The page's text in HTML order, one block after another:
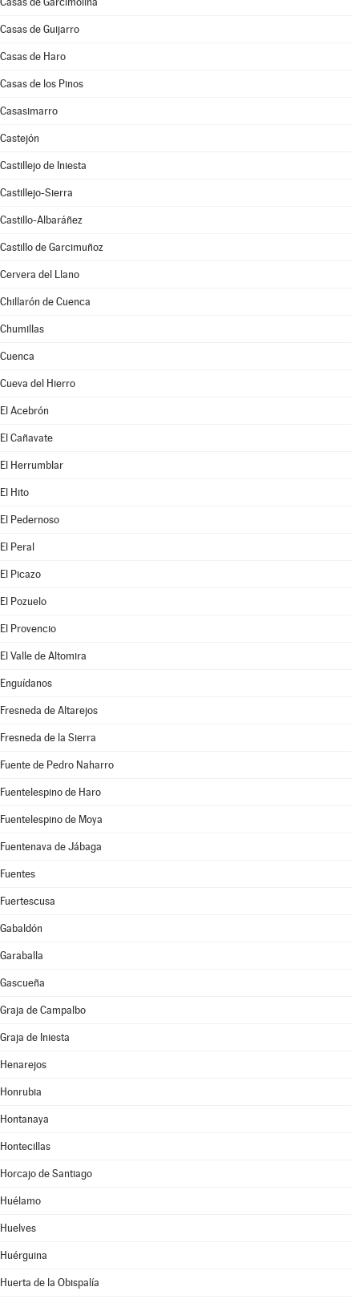
Casas de Guijarro
Casas de Haro
Casas de los Pinos
Casasimarro
Castejón
Castillejo de Iniesta
Castillejo-Sierra
Castillo-Albaráñez
Castillo de Garcimuñoz
Cervera del Llano
Chillarón de Cuenca
Chumillas
Cuenca
Cueva del Hierro
El Acebrón
El Cañavate
El Herrumblar
El Hito
El Pedernoso
El Peral
El Picazo
El Pozuelo
El Provencio
El Valle de Altomira
Enguídanos
Fresneda de Altarejos
Fresneda de la Sierra
Fuente de Pedro Naharro
Fuentelespino de Haro
Fuentelespino de Moya
Fuentenava de Jábaga
Fuentes
Fuertescusa
Gabaldón
Garaballa
Gascueña
Graja de Campalbo
Graja de Iniesta
Henarejos
Honrubia
Hontanaya
Hontecillas
Horcajo de Santiago
Huélamo
Huelves
Huérguina
Huerta de la Obispalía